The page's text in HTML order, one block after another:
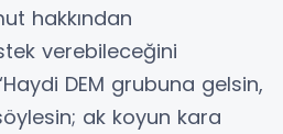
hakkından
verebileceğini
DEM grubuna gelsin,
ak koyun kara